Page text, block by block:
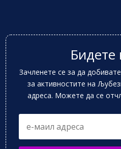
Бидете
Зачленете се за да
за активностите на
адреса. Можете да се